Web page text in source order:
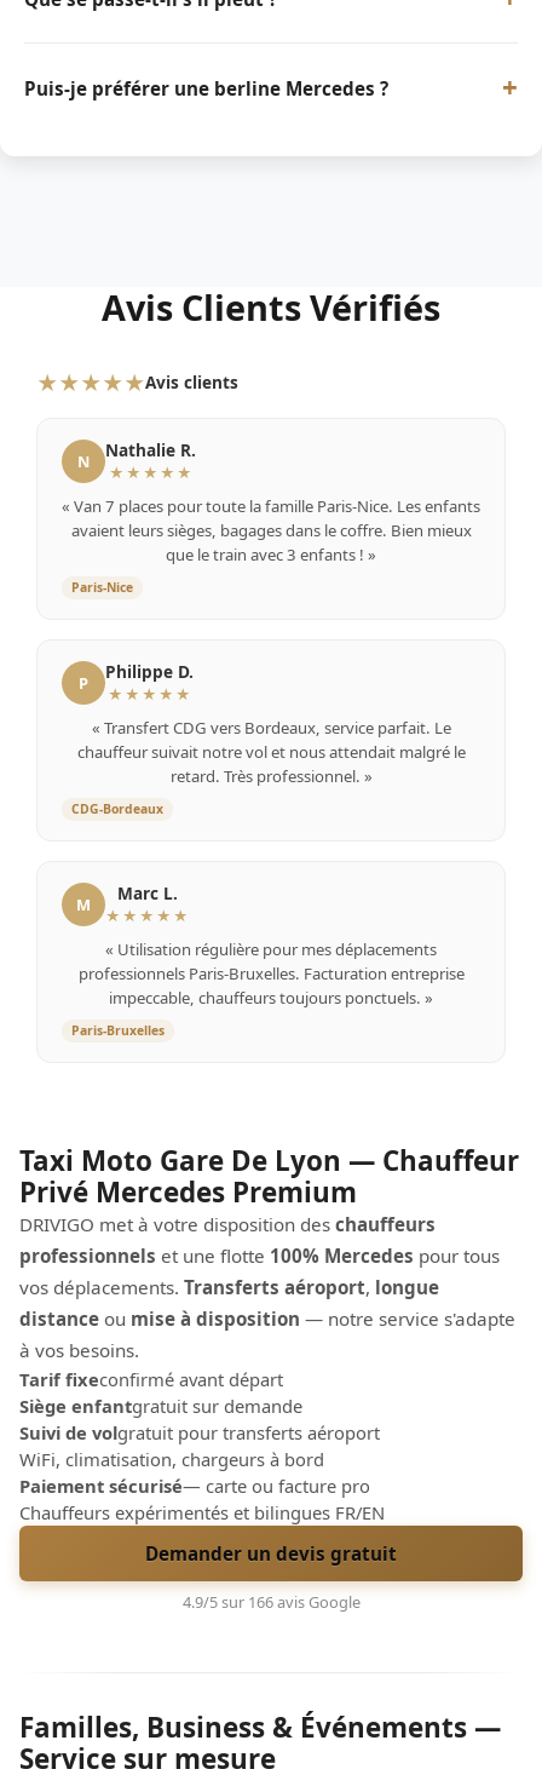
Puis-je préférer une berline Mercedes ? +
Avis Clients Vérifiés
★★★★★Avis clients
N Nathalie R.
★★★★★
« Van 7 places pour toute la famille Paris-Nice. Les enfants
avaient leurs sièges, bagages dans le coffre. Bien mieux
que le train avec 3 enfants ! »
Paris-Nice
P Philippe D.
★★★★★
« Transfert CDG vers Bordeaux, service parfait. Le
chauffeur suivait notre vol et nous attendait malgré le
retard. Très professionnel. »
CDG-Bordeaux
M Marc L.
★★★★★
« Utilisation régulière pour mes déplacements
professionnels Paris-Bruxelles. Facturation entreprise
impeccable, chauffeurs toujours ponctuels. »
Paris-Bruxelles
Taxi Moto Gare De Lyon — Chauffeur
Privé Mercedes Premium
DRIVIGO met à votre disposition des chauffeurs
professionnels et une flotte 100% Mercedes pour tous
vos déplacements. Transferts aéroport, longue
distance ou mise à disposition — notre service s'adapte
à vos besoins.
Tarif fixeconfirmé avant départ
Siège enfantgratuit sur demande
Suivi de volgratuit pour transferts aéroport
WiFi, climatisation, chargeurs à bord
Paiement sécurisé— carte ou facture pro
Chauffeurs expérimentés et bilingues FR/EN
Demander un devis gratuit
4.9/5 sur 166 avis Google
Familles, Business & Événements —
Service sur mesure